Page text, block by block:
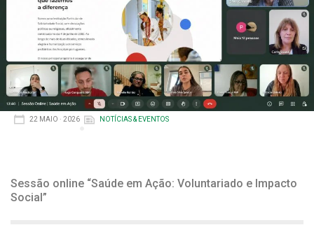
22 MAIO · 2026 NOTÍCIAS & EVENTOS
Sessão online “Saúde em Ação: Voluntariado e Impacto
Social”